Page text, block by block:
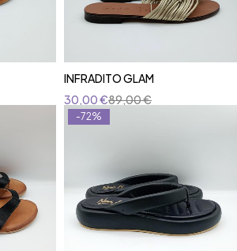
INFRADITO GLAM
89,00€
30,00€
-72%